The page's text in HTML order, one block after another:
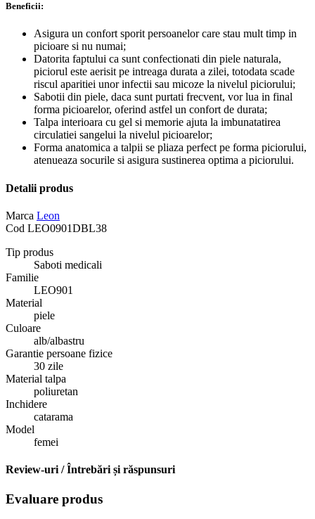
Beneficii:
Asigura un confort sporit persoanelor care stau mult timp in
picioare si nu numai;
Datorita faptului ca sunt confectionati din piele naturala,
piciorul este aerisit pe intreaga durata a zilei, totodata scade
riscul aparitiei unor infectii sau micoze la nivelul piciorului;
Sabotii din piele, daca sunt purtati frecvent, vor lua in final
forma picioarelor, oferind astfel un confort de durata;
Talpa interioara cu gel si memorie ajuta la imbunatatirea
circulatiei sangelui la nivelul picioarelor;
Forma anatomica a talpii se pliaza perfect pe forma piciorului,
atenueaza socurile si asigura sustinerea optima a piciorului.
Detalii produs
Marca Leon
Cod LEO0901DBL38
Tip produs
Saboti medicali
Familie
LEO901
Material
piele
Culoare
alb/albastru
Garantie persoane fizice
30 zile
Material talpa
poliuretan
Inchidere
catarama
Model
femei
Review-uri / Întrebări și răspunsuri
Evaluare produs